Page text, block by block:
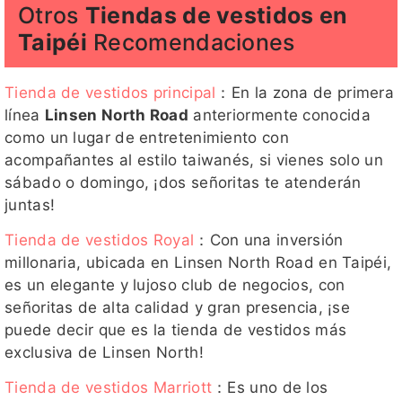
Otros Tiendas de vestidos en
Taipéi Recomendaciones
Tienda de vestidos principal ：En la zona de primera
línea Linsen North Road anteriormente conocida
como un lugar de entretenimiento con
acompañantes al estilo taiwanés, si vienes solo un
sábado o domingo, ¡dos señoritas te atenderán
juntas!
Tienda de vestidos Royal ：Con una inversión
millonaria, ubicada en Linsen North Road en Taipéi,
es un elegante y lujoso club de negocios, con
señoritas de alta calidad y gran presencia, ¡se
puede decir que es la tienda de vestidos más
exclusiva de Linsen North!
Tienda de vestidos Marriott ：Es uno de los